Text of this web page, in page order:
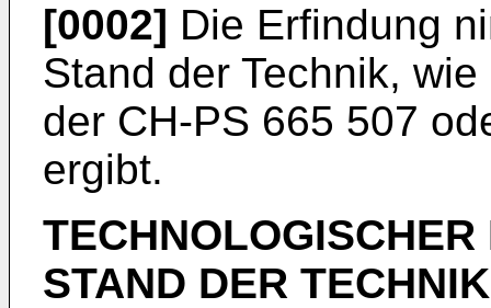
[0002] Die Erfindung
Stand der Technik,
der CH-PS 665 507
ergibt.
STAND DER TECHNIK